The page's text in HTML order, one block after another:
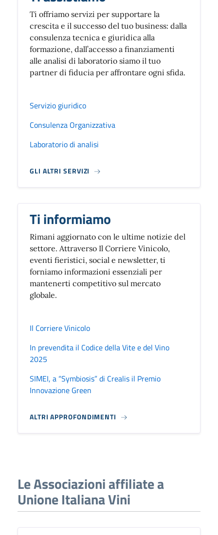
Ti offriamo servizi per supportare la
crescita e il successo del tuo business: dalla
consulenza tecnica e giuridica alla
formazione, dall’accesso a finanziamenti
alle analisi di laboratorio siamo il tuo
partner di fiducia per affrontare ogni sfida.
Servizio giuridico
Consulenza Organizzativa
Laboratorio di analisi
GLI ALTRI SERVIZI
Ti informiamo
Rimani aggiornato con le ultime notizie del
settore. Attraverso Il Corriere Vinicolo,
eventi fieristici, social e newsletter, ti
forniamo informazioni essenziali per
mantenerti competitivo sul mercato
globale.
Il Corriere Vinicolo
In prevendita il Codice della Vite e del Vino
2025
SIMEI, a “Symbiosis” di Crealis il Premio
Innovazione Green
ALTRI APPROFONDIMENTI
Le Associazioni affiliate a
Unione Italiana Vini